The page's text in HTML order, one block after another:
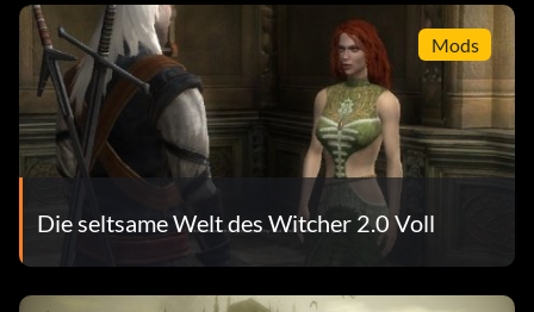
Mods
Die seltsame Welt des Witcher 2.0 Voll